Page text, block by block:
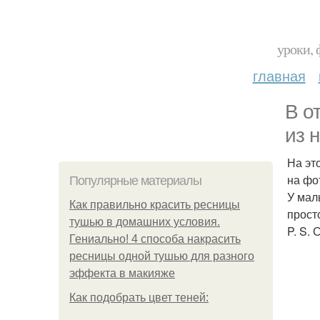
уроки,
главная
В
из
Популярные материалы
Как правильно красить ресницы
тушью в домашних условия.
Гениально! 4 способа накрасить
ресницы одной тушью для разного
эффекта в макияже
Как подобрать цвет теней:
На
на
У
P. S.